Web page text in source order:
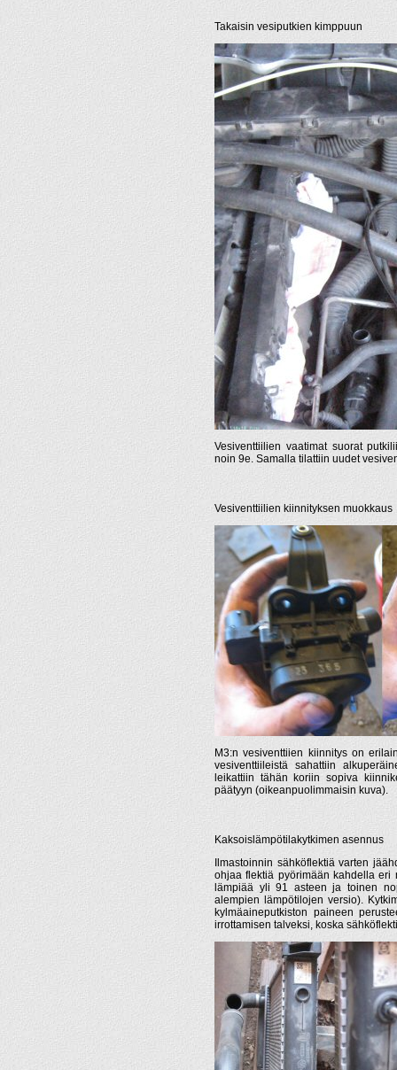
Takaisin vesiputkien kimppuun
Vesiventtiilien vaatimat suorat
noin 9e. Samalla tilattiin uudet
Vesiventtiilien kiinnityksen muokkaus
M3:n vesiventtiien kiinnitys on
vesiventtiileistä sahattiin
leikattiin tähän koriin sopiva
päätyyn (oikeanpuolimmaisin kuva).
Kaksoislämpötilakytkimen asennus
Ilmastoinnin sähköflektiä varten
ohjaa flektiä pyörimään kahdella eri
lämpiää yli 91 asteen ja toinen
alempien lämpötilojen versio).
kylmäaineputkiston paineen
irrottamisen talveksi, koska